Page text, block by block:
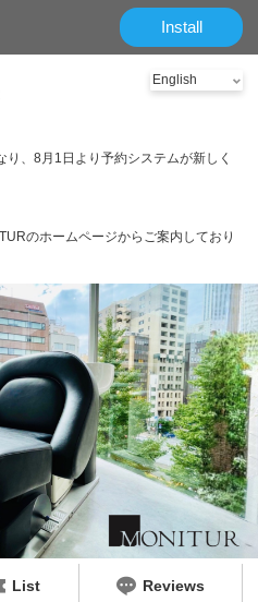
Install
、8月1日より予約システムが新しく
のホームページからご案内しており
List Reviews